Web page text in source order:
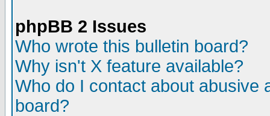
phpBB 2 Issues
Who wrote this bulletin board?
Why isn't X feature available?
Who do I contact about abusive
board?